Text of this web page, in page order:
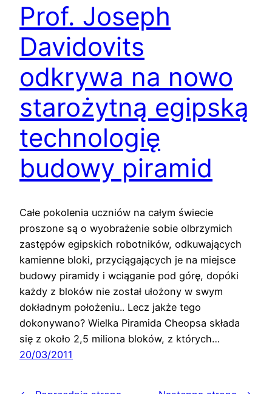
Prof. Joseph
Davidovits
odkrywa na nowo
starożytną egipską
technologię
budowy piramid
Całe pokolenia uczniów na całym świecie
proszone są o wyobrażenie sobie olbrzymich
zastępów egipskich robotników, odkuwających
kamienne bloki, przyciągających je na miejsce
budowy piramidy i wciąganie pod górę, dopóki
każdy z bloków nie został ułożony w swym
dokładnym położeniu.. Lecz jakże tego
dokonywano? Wielka Piramida Cheopsa składa
się z około 2,5 miliona bloków, z których…
20/03/2011